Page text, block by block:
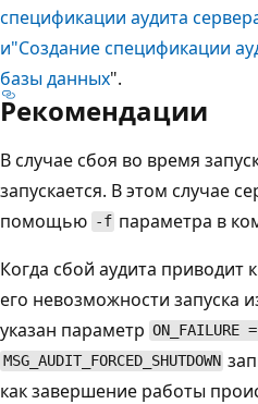
спецификации аудита
и"Создание спецификации
базы данных".
Рекомендации
В случае сбоя во время
запускается. В этом случае
помощью -f параметра в
Когда сбой аудита приводит
его невозможности запуска
указан параметр ON_FAILURE =
MSG_AUDIT_FORCED_SHUTDOWN
как завершение работы